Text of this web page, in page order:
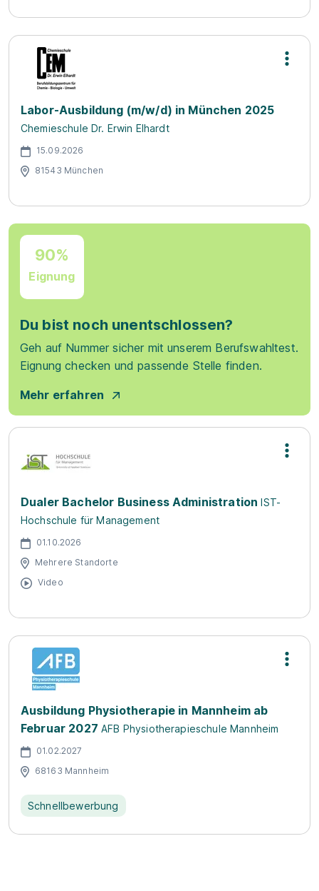
Labor-Ausbildung (m/w/d) in München 2025
Chemieschule Dr. Erwin Elhardt
15.09.2026
81543 München
90%
Eignung
Du bist noch unentschlossen?
Geh auf Nummer sicher mit unserem Berufswahltest.
Eignung checken und passende Stelle finden.
Mehr erfahren
Dualer Bachelor Business Administration IST-
Hochschule für Management
01.10.2026
Mehrere Standorte
Video
Ausbildung Physiotherapie in Mannheim ab
Februar 2027 AFB Physiotherapieschule Mannheim
01.02.2027
68163 Mannheim
Schnellbewerbung